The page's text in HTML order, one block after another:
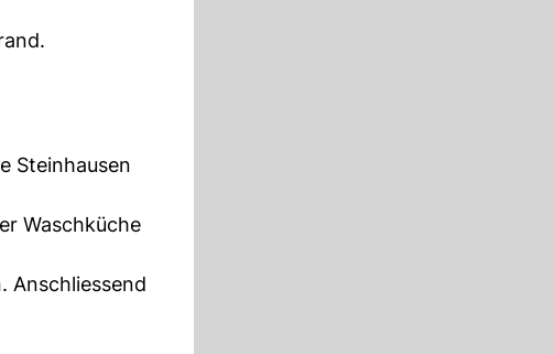
Steinhausen
Waschküche
Anschliessend